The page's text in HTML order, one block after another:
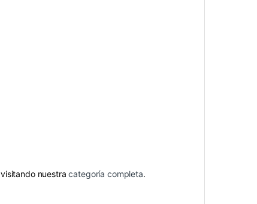
visitando nuestracategoría completa.